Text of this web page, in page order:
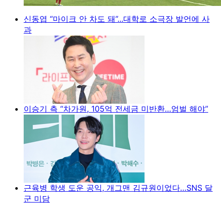
신동엽 “마이크 안 차도 돼”...대학로 소극장 발언에 사
과
이승기 측 “차가원, 105억 전세금 미반환…엄벌 해야”
근육병 학생 도운 공익, 개그맨 김규원이었다…SNS 달
군 미담